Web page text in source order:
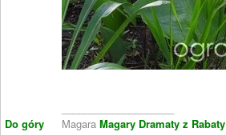
Do góry
Magara Magary Dramaty z Rabaty